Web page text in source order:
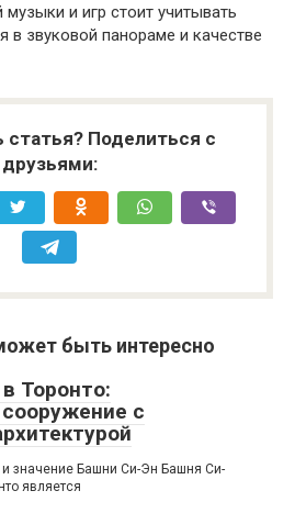
и игр стоит учитывать
в звуковой панораме и качестве
статья? Поделиться с
друзьями:
быть интересно
Торонто:
с
значение Башни Си-Эн Башня Си-
является